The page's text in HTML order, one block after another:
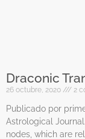
Draconic
26 octubre, 2020 2
Publicado por
Astrological
nodes, which are